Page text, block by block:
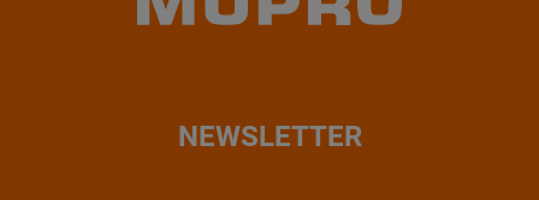
NEWSLETTER